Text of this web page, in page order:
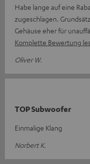
Habe lange auf eine
zugeschlagen.
Gehäuse eher für
Komplette Bewertung
Oliver W.
TOP Subwoofer
Einmalige Klang
Norbert K.